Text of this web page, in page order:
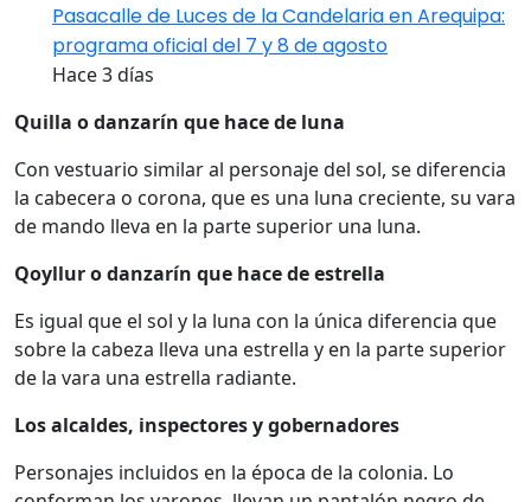
Pasacalle de Luces de la Candelaria en Arequipa:
programa oficial del 7 y 8 de agosto
Hace 3 días
Quilla o danzarín que hace de luna
Con vestuario similar al personaje del sol, se diferencia
la cabecera o corona, que es una luna creciente, su vara
de mando lleva en la parte superior una luna.
Qoyllur o danzarín que hace de estrella
Es igual que el sol y la luna con la única diferencia que
sobre la cabeza lleva una estrella y en la parte superior
de la vara una estrella radiante.
Los alcaldes, inspectores y gobernadores
Personajes incluidos en la época de la colonia. Lo